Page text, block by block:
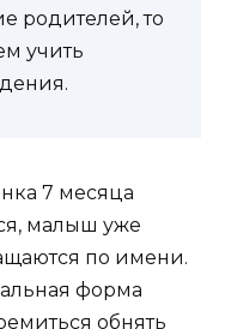
родителей, то
учить
7 месяца
малыш уже
по имени.
форма
обнять